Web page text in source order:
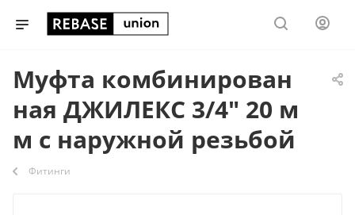
Муфта комбинирован
ная ДЖИЛЕКС 3/4" 20 м
м с наружной резьбой
Фитинги